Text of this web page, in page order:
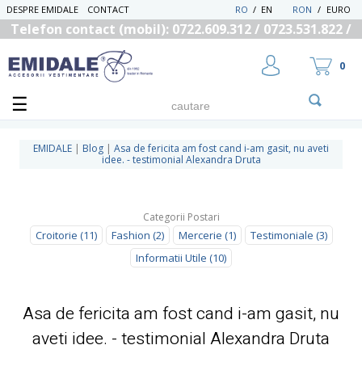
DESPRE EMIDALE CONTACT RON / EURO
EN
/
RO
Telefon contact (mobil): 0722.609.312 / 0723.531.822 /
0
EMIDALE | Blog | Asa de fericita am fost cand i-am gasit, nu aveti
idee. - testimonial Alexandra Druta
Categorii Postari
Croitorie (11) Fashion (2) Mercerie (1)
Testimoniale (3)
Informatii Utile (10)
Asa de fericita am fost cand i-am gasit, nu
aveti idee. - testimonial Alexandra Druta